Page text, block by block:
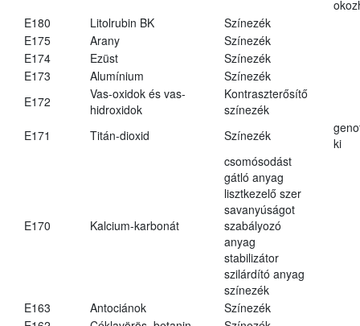
E180
Litolrubin BK
Színezék
E175
Arany
Színezék
E174
Ezüst
Színezék
E173
Alumínium
Színezék
E172
Vas-oxidok és vas-
hidroxidok
Kontraszterősítő
színezék
E171
Titán-dioxid Színezék
ki
E170 Kalcium-karbonát
csomósodást
gátló anyag
lisztkezelő szer
savanyúságot
szabályozó
anyag
stabilizátor
szilárdító anyag
színezék
E163
Antociánok
Színezék